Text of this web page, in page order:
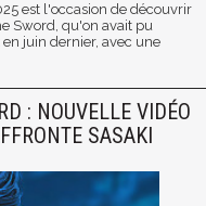
est l'occasion de découvrir
Sword, qu'on avait pu
juin dernier, avec une
: NOUVELLE VIDÉO
SASAKI